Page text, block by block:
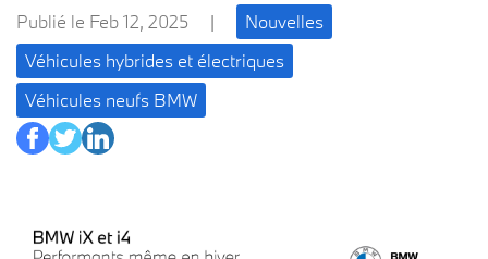
Publié le Feb 12, 2025 |
Nouvelles
Véhicules hybrides et électriques
Véhicules neufs BMW